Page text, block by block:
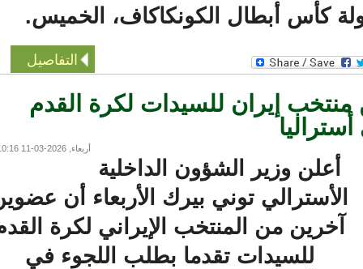
كأس أبطال الكونكاكاف، الخميس.
التفاصيل
إيران للسيدات لكرة القدم
أربعاء, 2026-03-11 10:16
أعلن وزير الشؤون الداخلية
توني بيرك الأربعاء أن عضوين
آخرين من المنتخب الإيراني لكرة القدم
للسيدات تقدما بطلب اللجوء في